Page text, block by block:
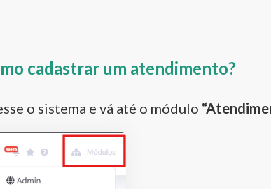
cadastrar um atendimento?
o sistema e vá até o módulo